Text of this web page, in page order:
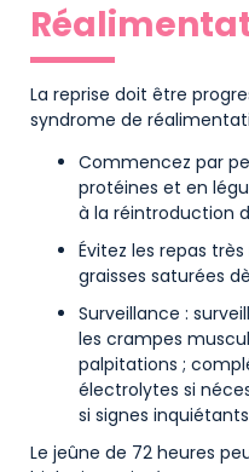
La reprise doit être
syndrome de
Commencez par
protéines et en
à la réintroduction
Évitez les repas
graisses saturées
Surveillance :
les crampes
palpitations ;
électrolytes si
si signes
Le jeûne de 72 heures